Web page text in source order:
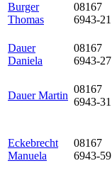
Burger
Thomas
08167
6943-21
Dauer
Daniela
08167
6943-27
Dauer Martin
08167
6943-31
Eckebrecht
Manuela
08167
6943-59